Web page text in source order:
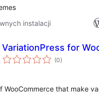
instalacji
VariationPress for
(0wszystkich
ocen
)
WooCommerce that make